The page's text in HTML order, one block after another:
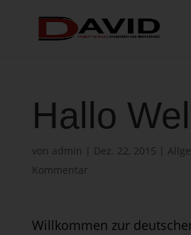
Hallo
von admin Dez. 22, 2015
Kommentar
Willkommen zur